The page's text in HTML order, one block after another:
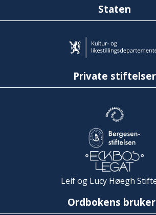
Staten
Private stiftelser
Leif og Lucy Høegh
Ordbokens